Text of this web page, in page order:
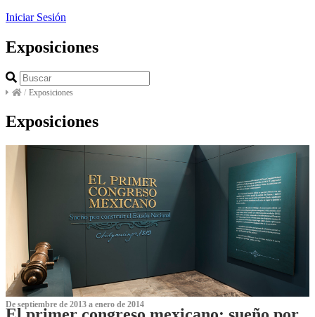
Iniciar Sesión
Exposiciones
/ Exposiciones
Exposiciones
De septiembre de 2013 a enero de 2014